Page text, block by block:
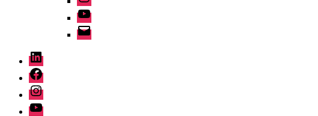
YouTube
Courriel
LinkedIn
Facebook
Instagram
YouTube